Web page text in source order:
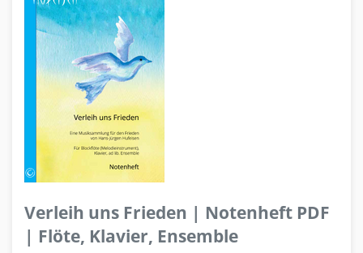
Verleih uns Frieden | Notenheft PDF
| Flöte, Klavier, Ensemble